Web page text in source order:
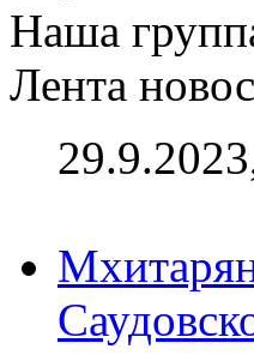
Наша
Лента